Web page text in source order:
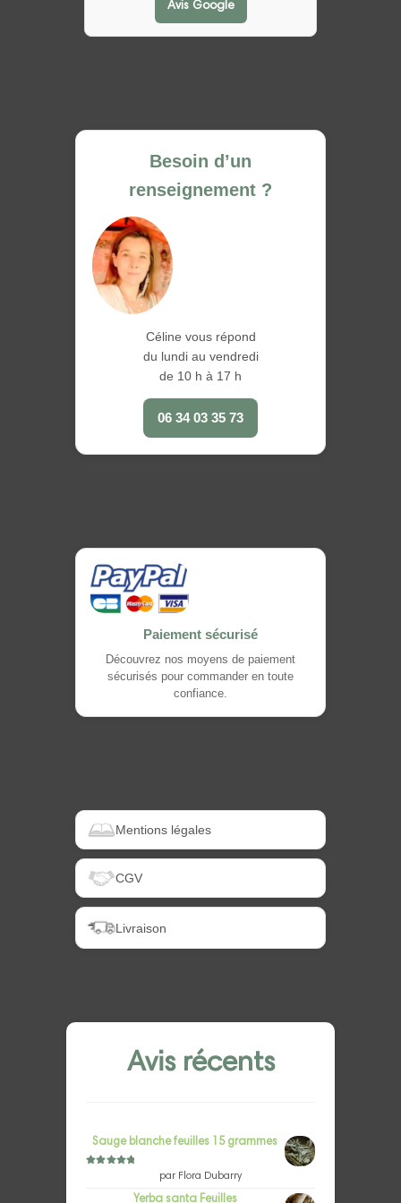
Avis Google
Besoin d’un
renseignement ?
Céline vous répond
du lundi au vendredi
de 10 h à 17 h
06 34 03 35 73
Paiement sécurisé
Découvrez nos moyens de paiement
sécurisés pour commander en toute
confiance.
Mentions légales
CGV
Livraison
Avis récents
Sauge blanche feuilles 15 grammes
par Flora Dubarry
Yerba santa Feuilles